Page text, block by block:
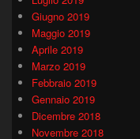
Giugno 2019
Maggio 2019
Aprile 2019
Marzo 2019
Febbraio 2019
Gennaio 2019
Dicembre 2018
Novembre 2018